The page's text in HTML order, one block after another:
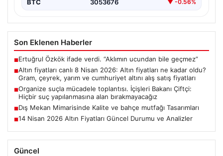
BTC 3053676 ▼ -0.56%
Son Eklenen Haberler
■Ertuğrul Özkök ifade verdi. “Aklımın ucundan bile geçmez”
■Altın fiyatları canlı 8 Nisan 2026: Altın fiyatları ne kadar oldu?
Gram, çeyrek, yarım ve cumhuriyet altını alış satış fiyatları
■Organize suçla mücadele toplantısı. İçişleri Bakanı Çiftçi:
Hiçbir suç yapılanmasına alan bırakmayacağız
■Dış Mekan Mimarisinde Kalite ve bahçe mutfağı Tasarımları
■14 Nisan 2026 Altın Fiyatları Güncel Durumu ve Analizler
Güncel